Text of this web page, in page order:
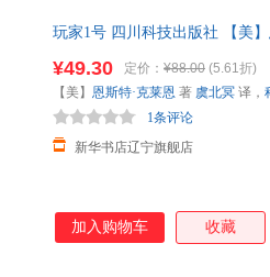
玩家1号 四川科技出版社 【美
¥49.30 定价： ¥88.00 (5.61折)
新华书店辽宁旗舰店
1条评论
【美】 恩斯特·克莱恩 著 虞北冥 译，
加入购物车 收藏